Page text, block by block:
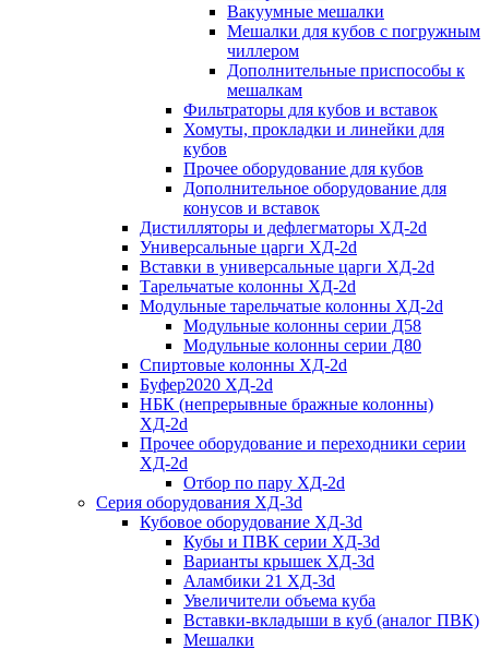
Вакуумные мешалки
Мешалки для кубов с погружным
чиллером
Дополнительные приспособы к
мешалкам
Фильтраторы для кубов и вставок
Хомуты, прокладки и линейки для
кубов
Прочее оборудование для кубов
Дополнительное оборудование для
конусов и вставок
Дистилляторы и дефлегматоры ХД-2d
Универсальные царги ХД-2d
Вставки в универсальные царги ХД-2d
Тарельчатые колонны ХД-2d
Модульные тарельчатые колонны ХД-2d
Модульные колонны серии Д58
Модульные колонны серии Д80
Спиртовые колонны ХД-2d
Буфер2020 ХД-2d
НБК (непрерывные бражные колонны)
ХД-2d
Прочее оборудование и переходники серии
ХД-2d
Отбор по пару ХД-2d
Серия оборудования ХД-3d
Кубовое оборудование ХД-3d
Кубы и ПВК серии ХД-3d
Варианты крышек ХД-3d
Аламбики 21 ХД-3d
Увеличители объема куба
Вставки-вкладыши в куб (аналог ПВК)
Мешалки